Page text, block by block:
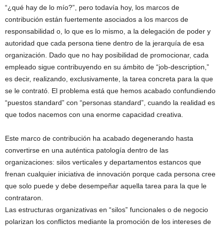
“¿qué hay de lo mío?”, pero todavía hoy, los marcos de
contribución están fuertemente asociados a los marcos de
responsabilidad o, lo que es lo mismo, a la delegación de poder y
autoridad que cada persona tiene dentro de la jerarquía de esa
organización. Dado que no hay posibilidad de promocionar, cada
empleado sigue contribuyendo en su ámbito de “job-description,”
es decir, realizando, exclusivamente, la tarea concreta para la que
se le contrató. El problema está que hemos acabado confundiendo
“puestos standard” con “personas standard”, cuando la realidad es
que todos nacemos con una enorme capacidad creativa.
Este marco de contribución ha acabado degenerando hasta
convertirse en una auténtica patología dentro de las
organizaciones: silos verticales y departamentos estancos que
frenan cualquier iniciativa de innovación porque cada persona cree
que solo puede y debe desempeñar aquella tarea para la que le
contrataron.
Las estructuras organizativas en “silos” funcionales o de negocio
polarizan los conflictos mediante la promoción de los intereses de